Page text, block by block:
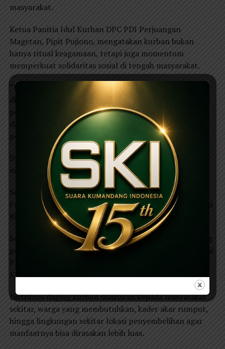
masyarakat.
Ketua Panitia Idul Kurban DPC PDI Perjuangan
Magetan, Pipit Pujiono, mengatakan kurban bukan
hanya ritual keagamaan, tetapi juga momentum
memperkuat solidaritas sosial di tengah masyarakat.
“Kami ingin kehadiran PDI Perjuangan benar-benar
dirasakan masyarakat, tidak hanya dalam momentum
politik, tetapi juga dalam kegiatan sosial, kemanusiaan,
dan pengabdian kepada rakyat,” ujar Pipit dalam siaran
pers yang diterima Suarakumandang.com.
Dari total hewan kurban yang disembelih, dua ekor sapi
merupakan bantuan dari PDI Perjuangan Jawa Timur.
Sementara dua ekor sapi lainnya berasal dari anggota
Fraksi PDI Perjuangan DPRD Kabupaten Magetan, yakni
Rita Haryati dan Suyatno.
Sedangkan 15 ekor kambing berasal dari gotong royong
pengurus DPC PDI Perjuangan Magetan, anggota Fraksi
PDI Perjuangan DPRD Magetan, serta bantuan dari
Kanang Budi Sulistyo.
Distribusi daging kurban dilakukan kepada masyarakat
sekitar, warga yang membutuhkan, kader akar rumput,
hingga lingkungan sekitar lokasi penyembelihan agar
manfaatnya bisa dirasakan lebih luas.